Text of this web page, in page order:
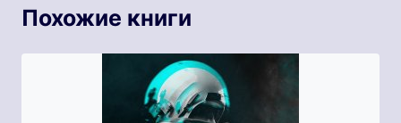
Похожие книги